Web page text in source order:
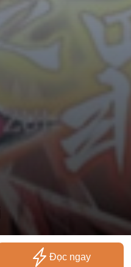
Đọc ngay